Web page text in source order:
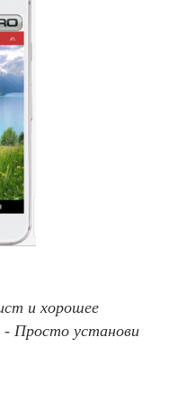
и хорошее
- Просто установи